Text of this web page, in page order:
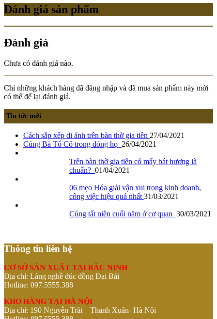
Đánh giá sản phẩm
Đánh giá
Chưa có đánh giá nào.
Chỉ những khách hàng đã đăng nhập và đã mua sản phẩm này mới
có thể để lại đánh giá.
Tin tức mới
Cách sắp xếp di ảnh trên bàn thờ gia tiên 27/04/2021
Cúng Bà Tổ Cô trong dòng họ 26/04/2021
Trên bàn thờ gia tiên có mấy bát hương là
chuẩn? 01/04/2021
06 mẹo Hóa giải vận xui trong kinh doanh,
công việc hiệu quả nhất 31/03/2021
Cúng tất niên cuối năm ở cơ quan 30/03/2021
Thông tin liên hệ
CƠ SỞ SẢN XUẤT TẠI BẮC NINH
Địa chỉ: Làng nghề đúc đồng Đại Bái
Hotline: 097.5555.388
KHO HÀNG TẠI HÀ NỘI
Địa chỉ: 190 Nguyễn Trãi – Thanh Xuân- Hà Nội